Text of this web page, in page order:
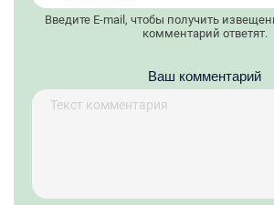
Введите E-mail, чтобы получить
комментарий ответят.
Ваш комментарий